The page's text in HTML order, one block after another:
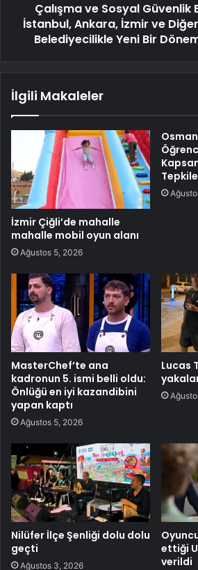
Çalışma ve Sosyal Güvenlik
İstanbul, Ankara, İzmir ve
Belediyecilikle Yeni Bir
İlgili Makaleler
İzmir Çiğli’de mahalle
mahalle mobil oyun alanı
Ağustos 5, 2026
MasterChef’te ana
kadronun 5. ismi belli oldu:
Önlüğü en iyi kazandibini
yapan kaptı
Ağustos 5, 2026
Lucas
Nilüfer İlçe Şenliği dolu dolu
geçti
Ağustos 3, 2026
ettiği
verildi